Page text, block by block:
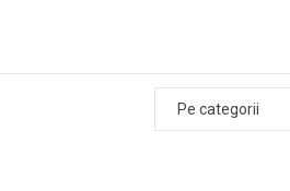
Pe categorii